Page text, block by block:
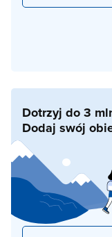
Dotrzyj do 3
Dodaj swój